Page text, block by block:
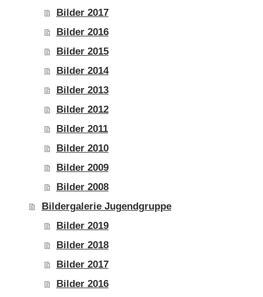
Bilder 2017
Bilder 2016
Bilder 2015
Bilder 2014
Bilder 2013
Bilder 2012
Bilder 2011
Bilder 2010
Bilder 2009
Bilder 2008
Bildergalerie Jugendgruppe
Bilder 2019
Bilder 2018
Bilder 2017
Bilder 2016